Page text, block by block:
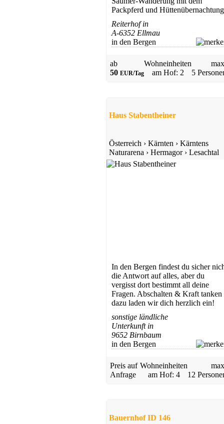
Packpferd und
Reiterhof in
A-6352 Ellmau
in den Bergen
ab
50 EUR/Tag
Wohneinheiten
am Hof: 2
5
Haus Stabentheiner
Österreich › Kärnten › Kärntens
Naturarena › Hermagor› Lesachtal
In den Bergen findest du sicher
die Antwort auf alles, aber du
vergisst dort bestimmt all deine
Fragen. Abschalten & Kraft tanken
dazu laden wir dich herzlich ein!
sonstige ländliche
Unterkunft in
9652 Birnbaum
in den Bergen
Preis auf
Anfrage
Wohneinheiten
am Hof: 4
12
Bauernhof ID 146